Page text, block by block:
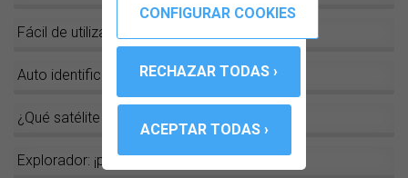
Fácil de utilizar: pensando en el usuario
Auto identificación: la tecla mágica
¿Qué satélite es este?
Explorador: ¡pulsar y listo!